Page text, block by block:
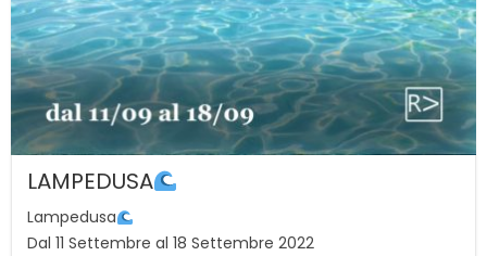
LAMPEDUSA
Lampedusa
Dal 11 Settembre al 18 Settembre 2022